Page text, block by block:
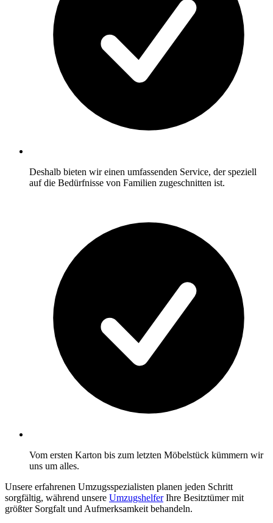
Deshalb bieten wir einen umfassenden Service, der speziell
auf die Bedürfnisse von Familien zugeschnitten ist.
Vom ersten Karton bis zum letzten Möbelstück kümmern wir
uns um alles.
Unsere erfahrenen Umzugsspezialisten planen jeden Schritt
sorgfältig, während unsere UmzugshelferIhre Besitztümer mit
größter Sorgfalt und Aufmerksamkeit behandeln.